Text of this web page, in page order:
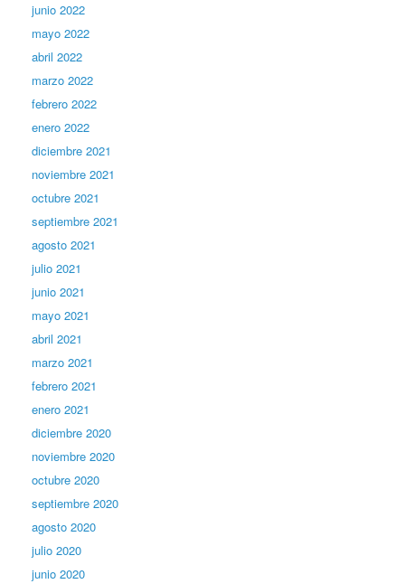
junio 2022
mayo 2022
abril 2022
marzo 2022
febrero 2022
enero 2022
diciembre 2021
noviembre 2021
octubre 2021
septiembre 2021
agosto 2021
julio 2021
junio 2021
mayo 2021
abril 2021
marzo 2021
febrero 2021
enero 2021
diciembre 2020
noviembre 2020
octubre 2020
septiembre 2020
agosto 2020
julio 2020
junio 2020